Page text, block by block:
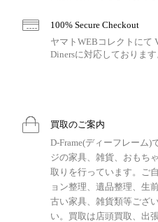
100% Secure Checkout
ヤマトWEBコレクトにて
Dinersに対応しております
買取のご案内
D-Frame(ディーフレーム)
ジの家具、雑貨、おもち
取りを行っています。ご
ョン整理、遺品整理、生
古い家具、雑貨類等ござ
い。買取は店頭買取、出